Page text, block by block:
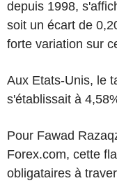
depuis 1998,
soit un écart de
forte variation sur
Aux Etats-Unis, le
s'établissait à
Pour Fawad
Forex.com, cette
obligataires à